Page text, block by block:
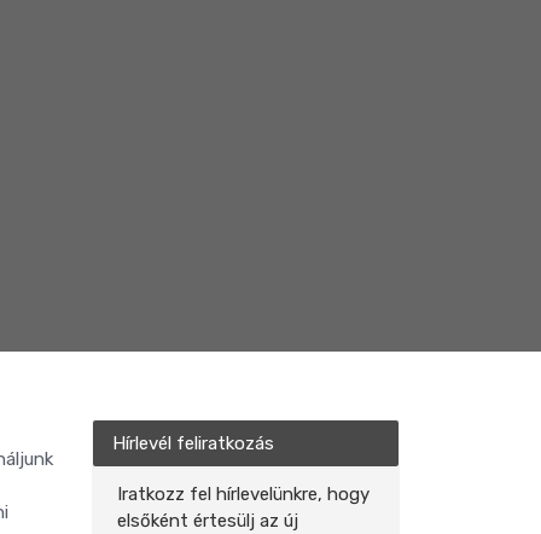
Hírlevél feliratkozás
Iratkozz fel hírlevelünkre, hogy
elsőként értesülj az új